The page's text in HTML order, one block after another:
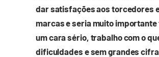
dar satisfações aos torcedores
marcas e seria muito
um cara sério, trabalho com o
dificuldades e sem grandes